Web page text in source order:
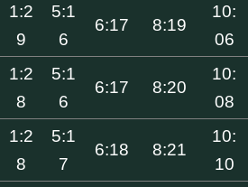
1:2
9
5:1
6
6:17 8:19
10:
06
1:2
8
5:1
6
6:17 8:20
10:
08
1:2
8
5:1
7
6:18 8:21
10:
10